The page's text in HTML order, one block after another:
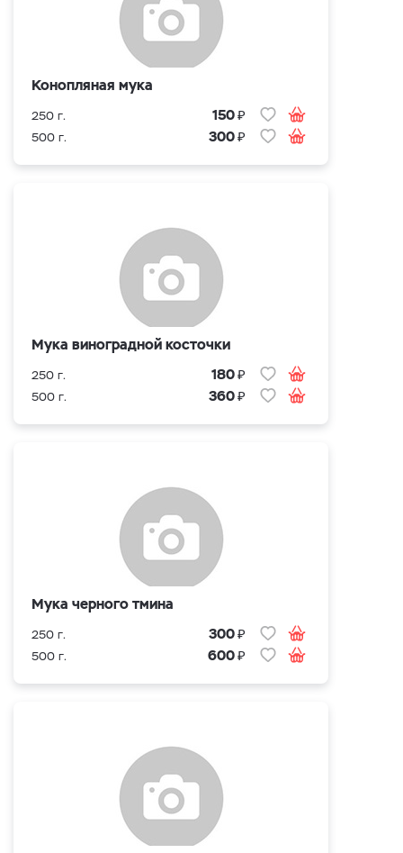
Конопляная мука
250 г. 150₽
500 г. 300₽
Мука виноградной косточки
250 г. 180₽
500 г. 360₽
Мука черного тмина
250 г. 300₽
500 г. 600₽